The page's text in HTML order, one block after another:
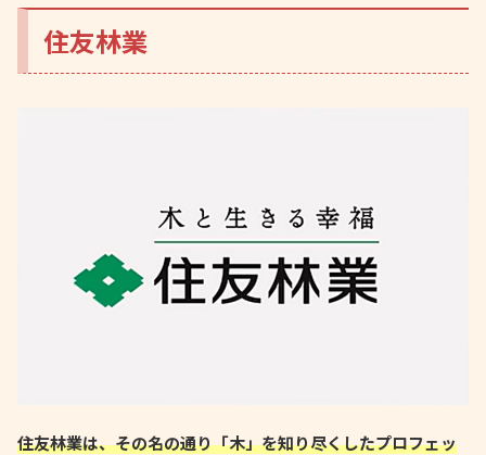
住友林業
住友林業は、その名の通り「木」を知り尽くしたプロフェッ